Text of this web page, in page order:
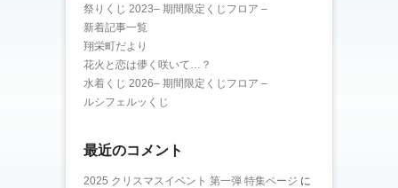
祭りくじ 2023– 期間限定くじフロア –
新着記事一覧
翔栄町だより
花火と恋は儚く咲いて…？
水着くじ 2026– 期間限定くじフロア –
ルシフェルッくじ
最近のコメント
2025 クリスマスイベント 第一弾 特集ページ に